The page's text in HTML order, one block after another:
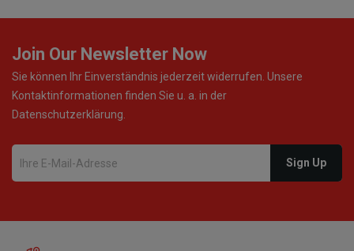
Join Our Newsletter Now
Sie können Ihr Einverständnis jederzeit widerrufen. Unsere
Kontaktinformationen finden Sie u. a. in der
Datenschutzerklärung.